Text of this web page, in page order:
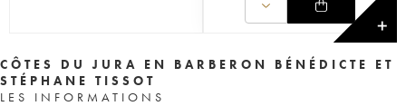
✕
CÔTES DU JURA EN BARBERON BÉNÉDICTE ET
STÉPHANE TISSOT
LES INFORMATIONS